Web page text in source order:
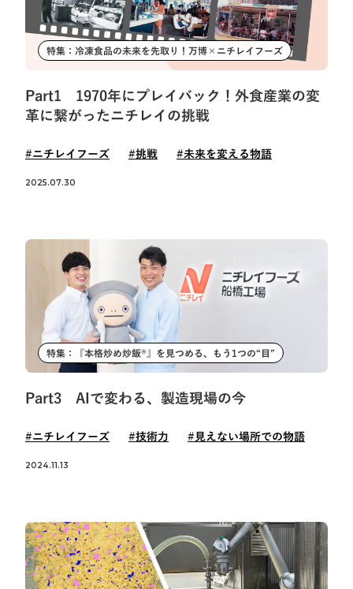
特集：冷凍食品の未来を先取り！万博×ニチレイフーズ
Part1 1970年にプレイバック！外食産業の変
革に繋がったニチレイの挑戦
#ニチレイフーズ #挑戦 #未来を変える物語
2025.07.30
特集：『本格炒め炒飯®』を見つめる、もう1つの“目”
Part3 AIで変わる、製造現場の今
#ニチレイフーズ #技術力 #見えない場所での物語
2024.11.13